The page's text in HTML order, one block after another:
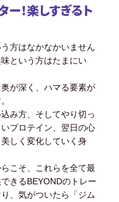
！楽しすぎるト
方はなかなかいません
という方はたまにい
が深く、ハマる要素が
み方、そしてやり切っ
プロテイン、翌日の心
しく変化していく身
こそ、これらを全て最
きるBEYONDのトレー
、気がついたら「ジム